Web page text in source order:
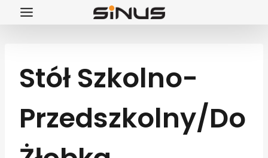
Przejdź
Stół Szkolno-
Przedszkolny/do